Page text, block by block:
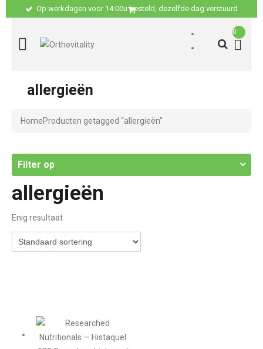
Op werkdagen voor 14:00u besteld, dezelfde dag verstuurd
0
allergieën
HomeProducten getagged “allergieën”
Filter op
allergieën
Enig resultaat